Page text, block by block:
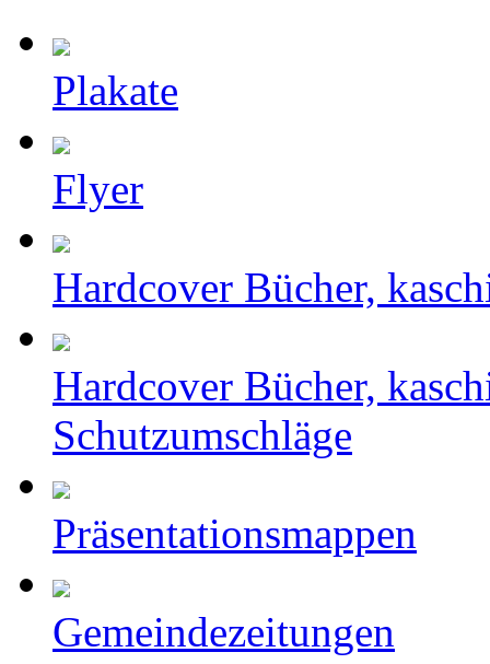
Plakate
Flyer
Hardcover Bücher,
Hardcover Bücher,
Schutzumschläge
Präsentationsmappen
Gemeindezeitungen